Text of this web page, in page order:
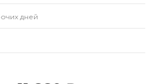
дней